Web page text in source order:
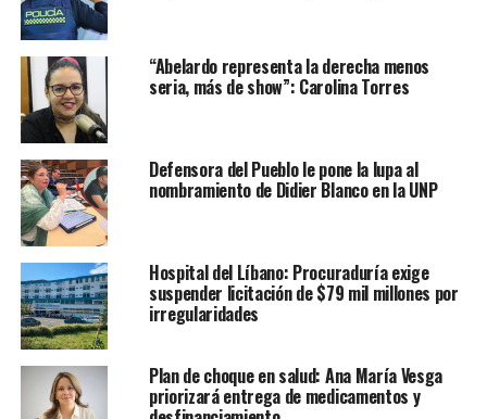
“Abelardo representa la derecha menos
seria, más de show”: Carolina Torres
Defensora del Pueblo le pone la lupa al
nombramiento de Didier Blanco en la UNP
Hospital del Líbano: Procuraduría exige
suspender licitación de $79 mil millones por
irregularidades
Plan de choque en salud: Ana María Vesga
priorizará entrega de medicamentos y